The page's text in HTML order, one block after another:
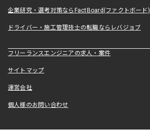
企業研究・選考対策ならFactBoard(ファクトボード)
ドライバー・施工管理技士の転職ならレバジョブ
フリーランスエンジニアの求人・案件
サイトマップ
運営会社
個人様のお問い合わせ